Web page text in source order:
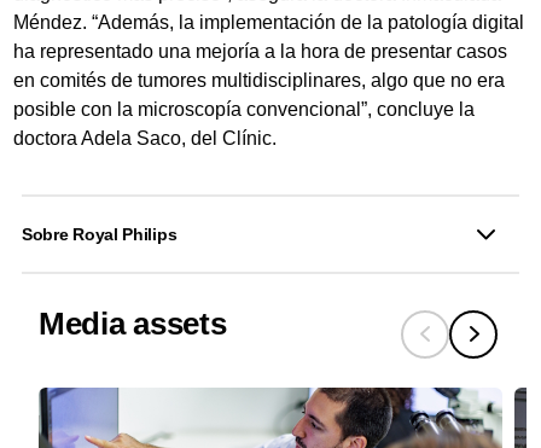
Méndez. “Además, la implementación de la patología digital
ha representado una mejoría a la hora de presentar casos
en comités de tumores multidisciplinares, algo que no era
posible con la microscopía convencional”, concluye la
doctora Adela Saco, del Clínic.
Sobre Royal Philips
Media assets